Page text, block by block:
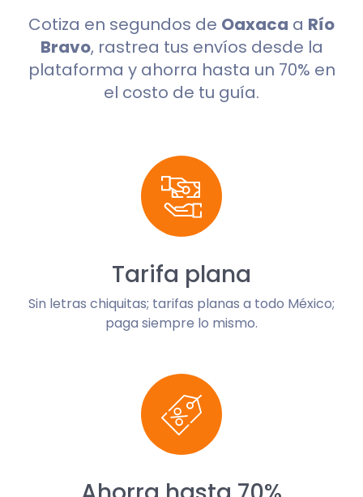
Cotiza en segundos de Oaxaca a Río
Bravo, rastrea tus envíos desde la
plataforma y ahorra hasta un 70% en
el costo de tu guía.
Tarifa plana
Sin letras chiquitas; tarifas planas a todo México;
paga siempre lo mismo.